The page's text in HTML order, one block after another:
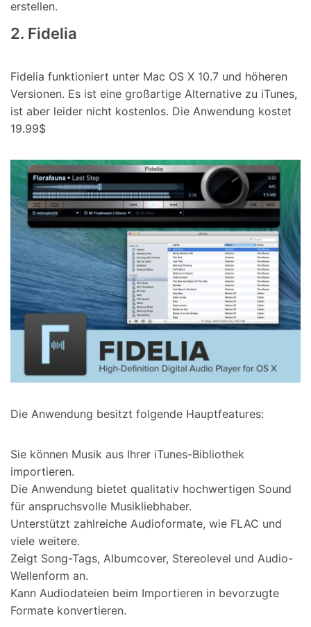
erstellen.
2. Fidelia
Fidelia funktioniert unter Mac OS X 10.7 und höheren
Versionen. Es ist eine großartige Alternative zu iTunes,
ist aber leider nicht kostenlos. Die Anwendung kostet
19.99$
Die Anwendung besitzt folgende Hauptfeatures:
Sie können Musik aus Ihrer iTunes-Bibliothek
importieren.
Die Anwendung bietet qualitativ hochwertigen Sound
für anspruchsvolle Musikliebhaber.
Unterstützt zahlreiche Audioformate, wie FLAC und
viele weitere.
Zeigt Song-Tags, Albumcover, Stereolevel und Audio-
Wellenform an.
Kann Audiodateien beim Importieren in bevorzugte
Formate konvertieren.